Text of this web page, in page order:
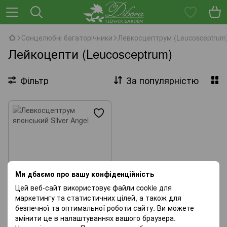
Ми дбаємо про вашу конфіденційність
Цей веб-сайт використовує файли cookie для
маркетингу та статистичних цілей, а також для
безпечної та оптимальної роботи сайту. Ви можете
змінити це в налаштуваннях вашого браузера.
Сонцелюбні багаторічники Левкосцептрум
Лейкоцепти (Leucosceptrum)
Фільтр За популярністю
Левкосцептрум японський
Silver Angel